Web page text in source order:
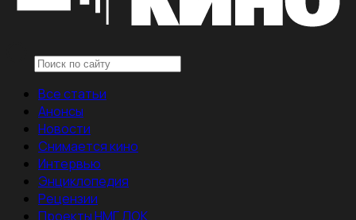
Все статьи
Анонсы
Новости
Снимается кино
Интервью
Энциклопедия
Рецензии
Проекты НМГ ДОК